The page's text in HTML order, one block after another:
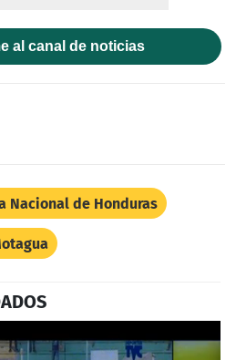
al canal de noticias
Nacional de Honduras